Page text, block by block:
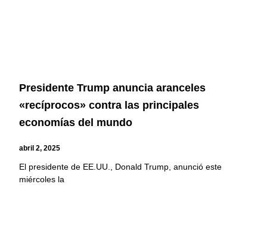
Presidente Trump anuncia aranceles
«recíprocos» contra las principales
economías del mundo
abril 2, 2025
El presidente de EE.UU., Donald Trump, anunció este
miércoles la